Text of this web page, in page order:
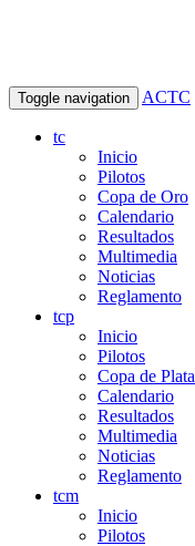
Toggle navigation ACTC
tc
Inicio
Pilotos
Copa de Oro
Calendario
Resultados
Multimedia
Noticias
Reglamento
tcp
Inicio
Pilotos
Copa de Plata
Calendario
Resultados
Multimedia
Noticias
Reglamento
tcm
Inicio
Pilotos